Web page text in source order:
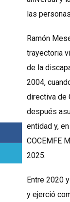
las
Ramón
trayectoria
de la
2004,
directiva de
después
entidad y,
COCEMFE
2025.
Entre 2020
y ejerció